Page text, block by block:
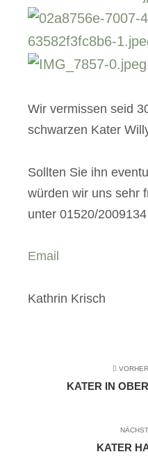
Wir vermissen seid
schwarzen Kater
Sollten Sie ihn
würden wir uns sehr
unter 01520/
Email
Kathrin Krisch
KATER IN
KATER